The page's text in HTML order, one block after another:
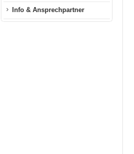
Info & Ansprechpartner